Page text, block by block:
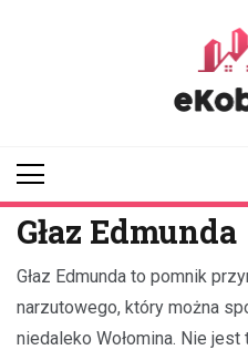
Głaz Edmunda
Głaz Edmunda to pomnik
narzutowego, który można
niedaleko Wołomina. Nie